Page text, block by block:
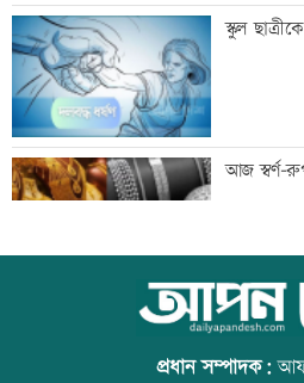
শাহ
প্রধানমন্ত্রী
সাঁওতাল
আইনজীবী
মানববন্ধন
স্কুল
আজ স্বর্ণ-
ইউএস-
প্রধান সম্পাদক: